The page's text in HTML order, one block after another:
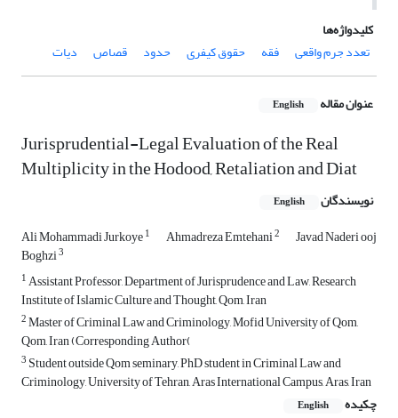
کلیدواژه‌ها
تعدد جرم واقعی
فقه حقوق کیفری حدود قصاص دیات
عنوان مقاله English
Jurisprudential-Legal Evaluation of the Real
Multiplicity in the Hodood, Retaliation and Diat
نویسندگان English
Ali Mohammadi Jurkoye1 Ahmadreza Emtehani2 Javad Naderi ooj
Boghzi3
1Assistant Professor, Department of Jurisprudence and Law, Research
Institute of Islamic Culture and Thought, Qom, Iran
2Master of Criminal Law and Criminology, Mofid University of Qom,
Qom, Iran (Corresponding Author(
3 Student outside Qom seminary, PhD student in Criminal Law and
Criminology, University of Tehran, Aras International Campus, Aras, Iran
چکیده
English